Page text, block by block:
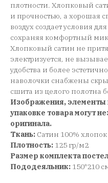
плотности. Хлопковый
и прочностью, а хорошая
воздух создает условия
сохраняя комфортный
Хлопковый сатин не
электризуется, не
удобства и более
наволочки снабжены
сшита из целого полотна
Изображения, элементы
упаковке товара могут
оригинала.
Ткань: Сатин 100% хлопок
Плотность: 125 гр/м2
Размер комплекта
Пододеяльник: 150*210